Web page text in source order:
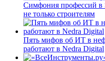
Симфония профессий в
не только строителям
Пять мифов об ИТ в
работают в Nedra Digital